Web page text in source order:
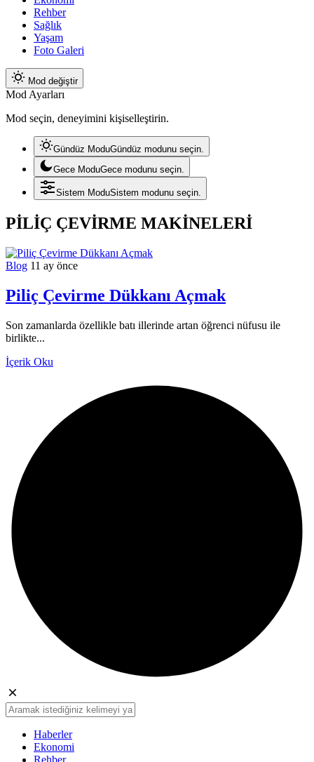
Rehber
Sağlık
Yaşam
Foto Galeri
Mod değiştir
Mod Ayarları
Mod seçin, deneyimini kişiselleştirin.
Gündüz ModuGündüz modunu seçin.
Gece ModuGece modunu seçin.
Sistem ModuSistem modunu seçin.
PİLİÇ ÇEVİRME MAKİNELERİ
Blog 11 ay önce
Piliç Çevirme Dükkanı Açmak
Son zamanlarda özellikle batı illerinde artan öğrenci nüfusu ile
birlikte...
İçerik Oku
Haberler
Ekonomi
Rehber